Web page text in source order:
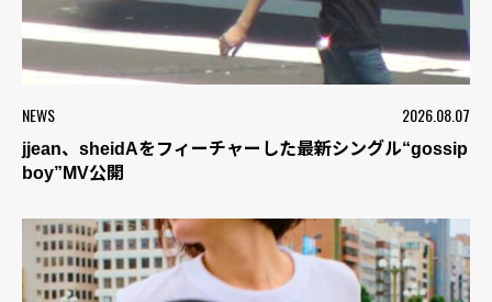
NEWS 2026.08.07
jjean、sheidAをフィーチャーした最新シングル“gossip
boy”MV公開